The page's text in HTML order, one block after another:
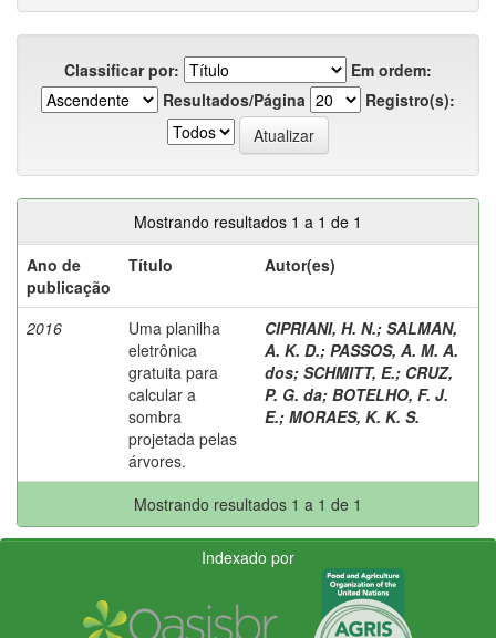
Classificar por:
Em ordem:
Resultados/Página
Registro(s):
Mostrando resultados 1 a 1 de 1
Ano de
publicação
Título Autor(es)
2016
Uma planilha
eletrônica
gratuita para
calcular a
sombra
projetada pelas
árvores.
CIPRIANI, H. N.; SALMAN,
A. K. D.; PASSOS, A. M. A.
dos; SCHMITT, E.; CRUZ,
P. G. da; BOTELHO, F. J.
E.; MORAES, K. K. S.
Mostrando resultados 1 a 1 de 1
Indexado por